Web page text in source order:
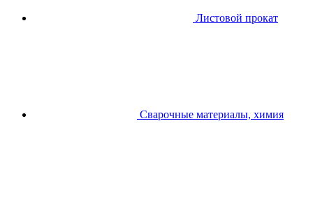
Листовой прокат
Сварочные материалы, химия